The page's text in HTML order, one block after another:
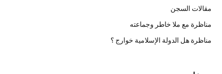
مقالات السجن
مناظرة مع ملا خاطر وجماعته
مناظرة هل الدولة الإسلامية خوارج ؟